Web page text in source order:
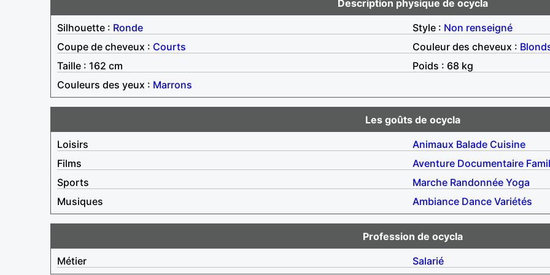
Description physique de ocycla
Silhouette : Ronde Style : Non renseigné
Coupe de cheveux : Courts Couleur des cheveux :
Taille : 162 cm
Poids : 68 kg
Couleurs des yeux : Marrons
Les goûts de ocycla
Loisirs
Animaux Balade Cuisine
Films
Aventure Documentaire
Sports
Marche Randonnée Yoga
Musiques
Ambiance Dance Variétés
Profession de ocycla
Métier
Salarié